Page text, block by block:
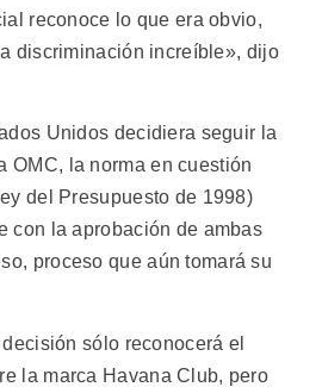
reconoce lo que era obvio,
discriminación increíble», dijo
Unidos decidiera seguir la
OMC, la norma en cuestión
del Presupuesto de 1998)
con la aprobación de ambas
proceso que aún tomará su
sólo reconocerá el
la marca Havana Club, pero